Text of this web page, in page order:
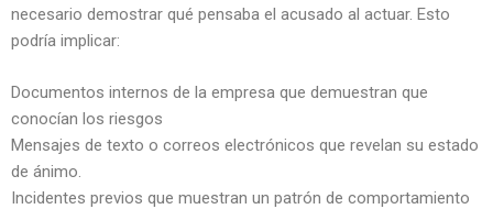
necesario demostrar qué pensaba el acusado al actuar. Esto
podría implicar:
Documentos internos de la empresa que demuestran que
conocían los riesgos
Mensajes de texto o correos electrónicos que revelan su estado
de ánimo.
Incidentes previos que muestran un patrón de comportamiento